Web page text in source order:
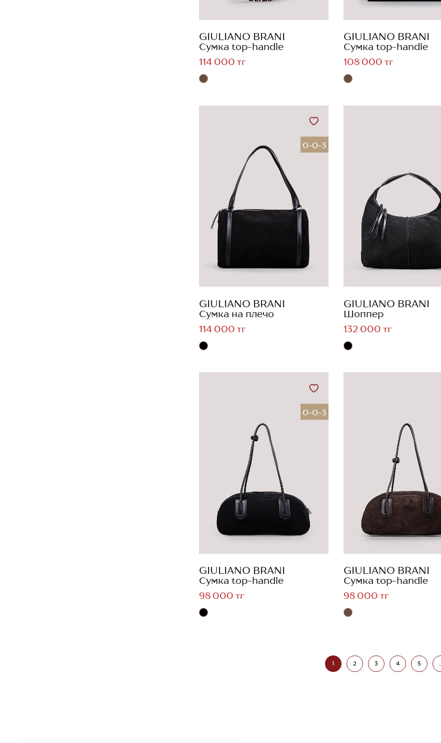
GIULIANO BRANI
Сумка top-handle
114 000 тг
GIULIANO BRANI
Сумка top-handle
108 000 тг
0-0-3
GIULIANO BRANI
Сумка на плечо
114 000 тг
GIULIANO BRANI
Шоппер
132 000 тг
0-0-3
GIULIANO BRANI
Сумка top-handle
98 000 тг
GIULIANO BRANI
Сумка top-handle
98 000 тг
1 2 3 4 5